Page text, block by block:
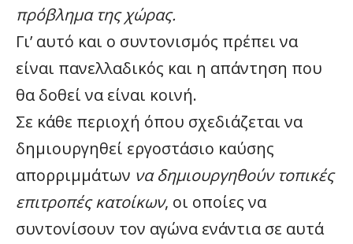
πρόβλημα της χώρας.
Γι’ αυτό και ο συντονισμός πρέπει να
είναι πανελλαδικός και η απάντηση που
θα δοθεί να είναι κοινή.
Σε κάθε περιοχή όπου σχεδιάζεται να
δημιουργηθεί εργοστάσιο καύσης
απορριμμάτων να δημιουργηθούν τοπικές
επιτροπές κατοίκων, οι οποίες να
συντονίσουν τον αγώνα ενάντια σε αυτά